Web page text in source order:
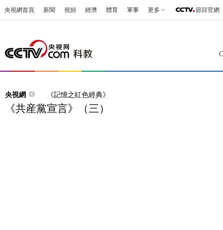
央視網首頁 新聞 視頻 經濟 體育 軍事 更多 節目官網
央視網 《記憶之紅色經典》
《共産黨宣言》（三）